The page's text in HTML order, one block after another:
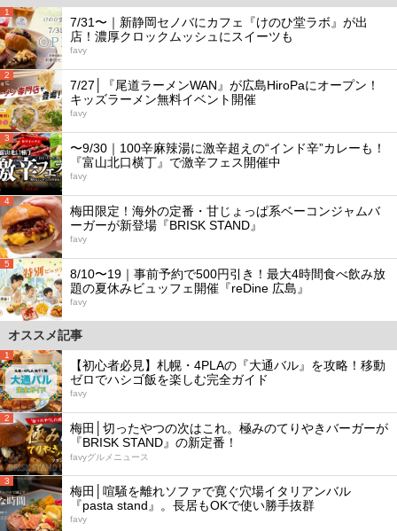
1
7/31〜｜新静岡セノバにカフェ『けのひ堂ラボ』が出
店！濃厚クロックムッシュにスイーツも
favy
2
7/27│『尾道ラーメンWAN』が広島HiroPaにオープン！
キッズラーメン無料イベント開催
favy
3
〜9/30｜100辛麻辣湯に激辛超えの“インド辛”カレーも！
『富山北口横丁』で激辛フェス開催中
favy
4
梅田限定！海外の定番・甘じょっぱ系ベーコンジャムバ
ーガーが新登場『BRISK STAND』
favy
5
8/10〜19｜事前予約で500円引き！最大4時間食べ飲み放
題の夏休みビュッフェ開催『reDine 広島』
favy
オススメ記事
1
【初心者必見】札幌・4PLAの『大通バル』を攻略！移動
ゼロでハシゴ飯を楽しむ完全ガイド
favy
2
梅田│切ったやつの次はこれ。極みのてりやきバーガーが
『BRISK STAND』の新定番！
favyグルメニュース
3
梅田│喧騒を離れソファで寛ぐ穴場イタリアンバル
『pasta stand』。長居もOKで使い勝手抜群
favy